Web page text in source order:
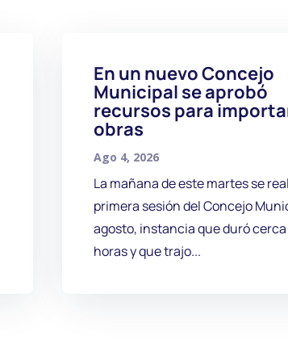
En un nuevo Concejo
Municipal se aprobó
recursos para
obras
Ago 4, 2026
La mañana de este martes se
primera sesión del Concejo
agosto, instancia que duró
horas y que trajo...